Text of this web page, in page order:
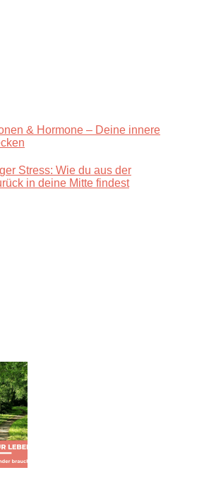
& Hormone – Deine innere
Stress: Wie du aus der
in deine Mitte findest